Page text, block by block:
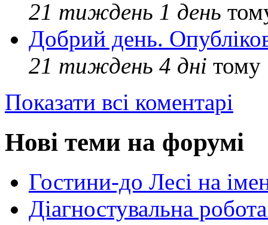
21 тиждень 1 день
Добрий день.
21 тиждень 4 дні тому
Показати всі коментарі
Нові теми на форумі
Гостини-до Лесі на
Діагностувальна